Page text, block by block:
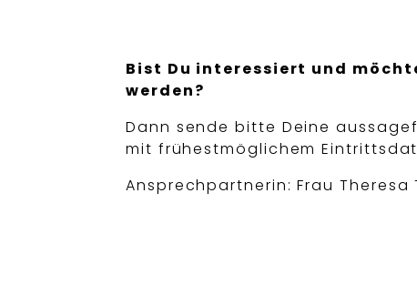
Bist Du interessiert und
werden?
Dann sende bitte Deine
mit frühestmöglichem
Ansprechpartnerin: Frau Theresa